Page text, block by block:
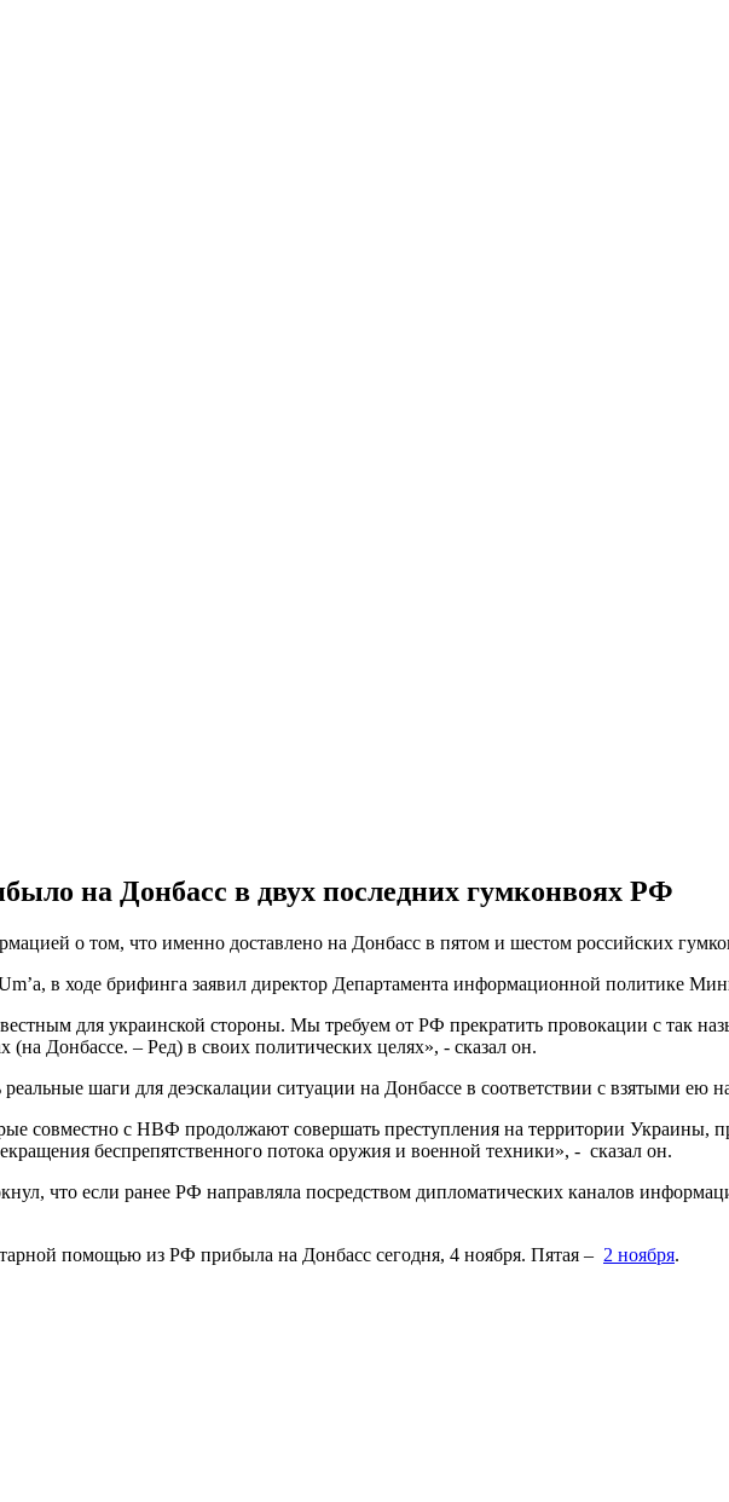
на Донбасс в двух последних гумконвоях РФ
о том, что именно доставлено на Донбасс в пятом и шестом российских
в ходе брифинга заявил директор Департамента информационной политике
для украинской стороны. Мы требуем от РФ прекратить провокации с так
Донбассе. – Ред) в своих политических целях», - сказал он.
шаги для деэскалации ситуации на Донбассе в соответствии с взятыми ею
совместно с НВФ продолжают совершать преступления на территории Украины,
беспрепятственного потока оружия и военной техники», - сказал он.
что если ранее РФ направляла посредством дипломатических каналов
помощью из РФ прибыла на Донбасс сегодня, 4 ноября. Пятая – 2 ноября.